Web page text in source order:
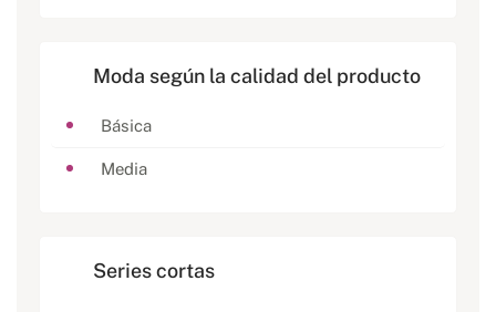
Moda según la calidad del producto
Básica
Media
Series cortas